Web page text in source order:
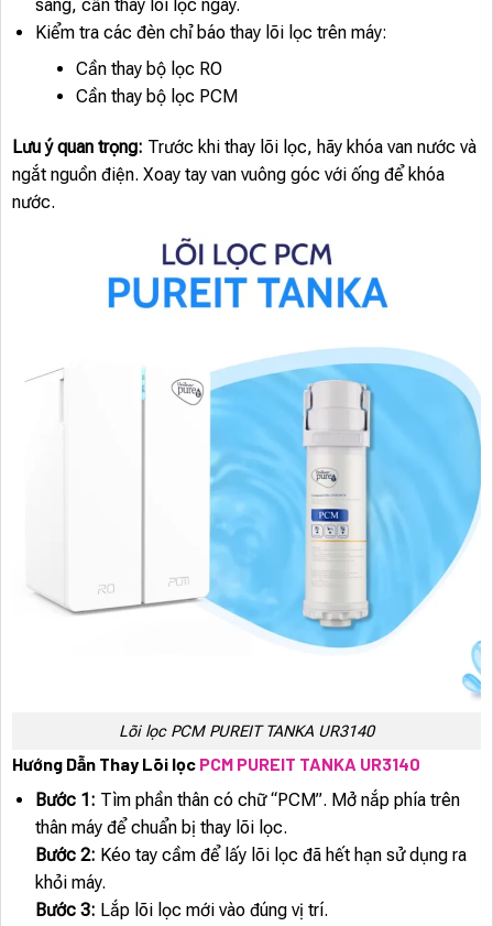
sáng, cần thay lõi lọc ngay.
Kiểm tra các đèn chỉ báo thay lõi lọc trên máy:
Cần thay bộ lọc RO
Cần thay bộ lọc PCM
Lưu ý quan trọng: Trước khi thay lõi lọc, hãy khóa van nước và
ngắt nguồn điện. Xoay tay van vuông góc với ống để khóa
nước.
Lõi lọc PCM PUREIT TANKA UR3140
Hướng Dẫn Thay Lõi lọc PCM PUREIT TANKA UR3140
Bước 1: Tìm phần thân có chữ “PCM”. Mở nắp phía trên
thân máy để chuẩn bị thay lõi lọc.
Bước 2: Kéo tay cầm để lấy lõi lọc đã hết hạn sử dụng ra
khỏi máy.
Bước 3: Lắp lõi lọc mới vào đúng vị trí.